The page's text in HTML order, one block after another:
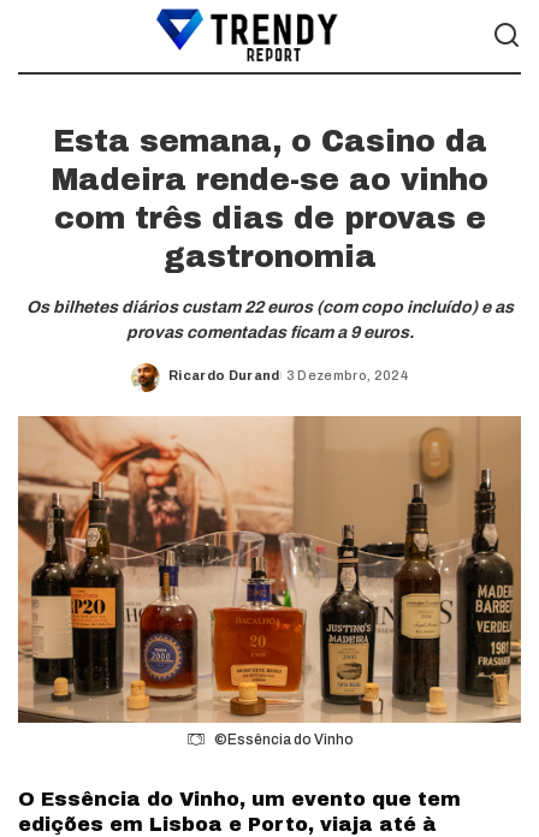
Esta semana, o Casino da
Madeira rende-se ao vinho
com três dias de provas e
gastronomia
Os bilhetes diários custam 22 euros (com copo incluído) e as
provas comentadas ficam a 9 euros.
Posted
Ricardo Durand 3 Dezembro, 2024
©Essência do Vinho
O Essência do Vinho, um evento que tem
edições em Lisboa e Porto, viaja até à